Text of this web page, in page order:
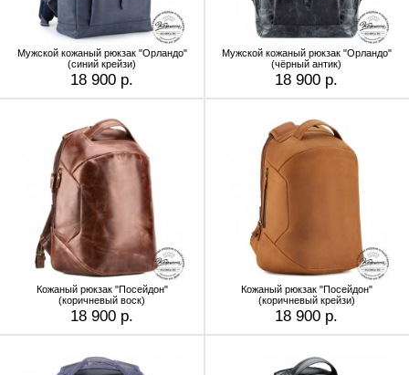
Мужской кожаный рюкзак "Орландо"
(синий крейзи)
18 900 р.
Мужской кожаный рюкзак "Орландо"
(чёрный антик)
18 900 р.
Кожаный рюкзак "Посейдон"
(коричневый воск)
18 900 р.
Кожаный рюкзак "Посейдон"
(коричневый крейзи)
18 900 р.